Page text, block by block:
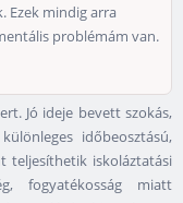
Ezek mindig arra
problémám van.
Jó ideje bevett szokás,
időbeosztású,
teljesíthetik iskoláztatási
fogyatékosság miatt